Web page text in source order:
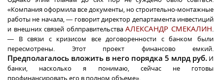
«Компания оформила все документы, но строительно-монтажные
работы не начала, — говорит директор департамента инвестиций
и внешних связей облправительстваАЛЕКСАНДР СМЕКАЛИН.
— В связи с кризисом все договоренности с банком были
пересмотрены. Этот проект финансово емкий.
Предполагалось вложить в него порядка 5 млрд руб. И
банки, насколько я понимаю, сейчас не готовы
профинансировать его в полном объеме».